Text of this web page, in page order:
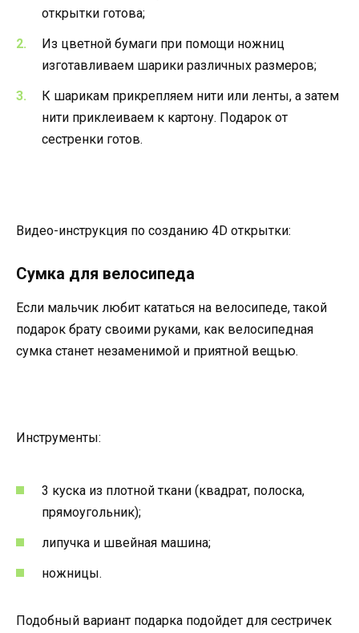
открытки готова;
Из цветной бумаги при помощи ножниц
изготавливаем шарики различных размеров;
К шарикам прикрепляем нити или ленты, а затем
нити приклеиваем к картону. Подарок от
сестренки готов.
Видео-инструкция по созданию 4D открытки:
Сумка для велосипеда
Если мальчик любит кататься на велосипеде, такой
подарок брату своими руками, как велосипедная
сумка станет незаменимой и приятной вещью.
Инструменты:
3 куска из плотной ткани (квадрат, полоска,
прямоугольник);
липучка и швейная машина;
ножницы.
Подобный вариант подарка подойдет для сестричек